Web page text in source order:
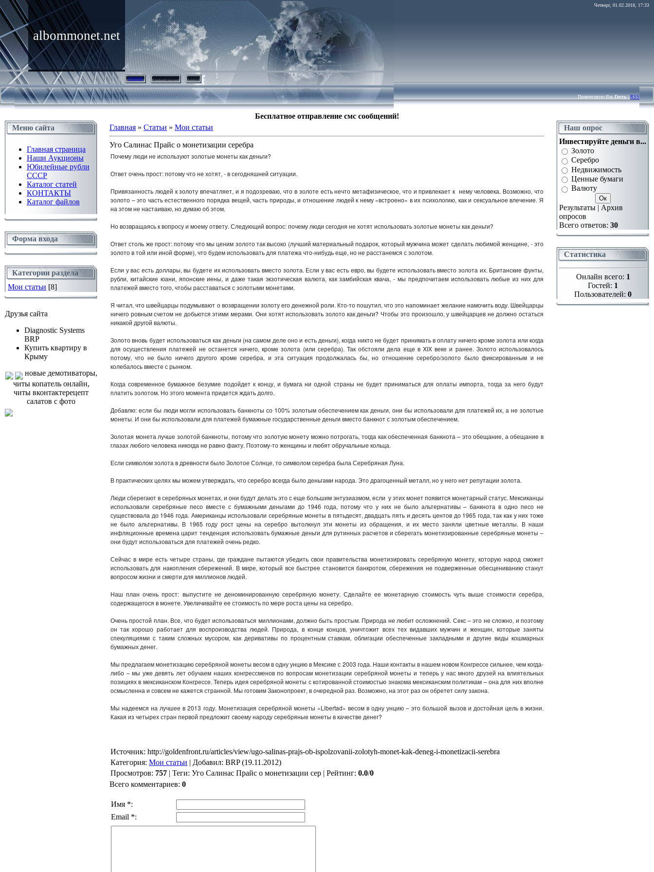
albommonet.net
Четверг, 01.02.2018, 17:33
главная регистрация вход
Приветствую ВасГость|RSS
Бесплатное отправление смс сообщений!
Меню сайта
Главная страница
Наши Аукционы
Юбилейные рубли
СССР
Каталог статей
КОНТАКТЫ
Каталог файлов
Форма входа
Категории раздела
Мои статьи [8]
Друзья сайта
Diagnostic Systems
BRP
Купить квартиру в
Крыму
новые демотиваторы,
читы копатель онлайн,
читы вконтактерецепт
салатов с фото
Главная » Статьи » Мои статьи
Уго Салинас Прайс о монетизации серебра
Почему люди не используют золотые монеты как деньги?
Ответ очень прост: потому что не хотят, - в сегодняшней ситуации.
Привязанность людей к золоту впечатляет, и я подозреваю, что в золоте есть нечто метафизическое, что и привлекает к нему человека. Возможно, что
золото – это часть естественного порядка вещей, часть природы, и отношение людей к нему «встроено» в их психологию, как и сексуальное влечение. Я
на этом не настаиваю, но думаю об этом.
Но возвращаясь к вопросу и моему ответу. Следующий вопрос: почему люди сегодня не хотят использовать золотые монеты как деньги?
Ответ столь же прост: потому что мы ценим золото так высоко (лучший материальный подарок, который мужчина может сделать любимой женщине, - это
золото в той или иной форме), что будем использовать для платежа что-нибудь еще, но не расстанемся с золотом.
Если у вас есть доллары, вы будете их использовать вместо золота. Если у вас есть евро, вы будете использовать вместо золота их. Британские фунты,
рубли, китайские юани, японские иены, и даже такая экзотическая валюта, как замбийская квача, - мы предпочитаем использовать любые из них для
платежей вместо того, чтобы расставаться с золотыми монетами.
Я читал, что швейцарцы подумывают о возвращении золоту его денежной роли. Кто-то пошутил, что это напоминает желание намочить воду. Швейцарцы
ничего ровным счетом не добьются этими мерами. Они хотят использовать золото как деньги? Чтобы это произошло, у швейцарцев не должно остаться
никакой другой валюты.
Золото вновь будет использоваться как деньги (на самом деле оно и есть деньги), когда никто не будет принимать в оплату ничего кроме золота или когда
для осуществления платежей не останется ничего, кроме золота (или серебра). Так обстояли дела еще в XIX веке и ранее. Золото использовалось
потому, что не было ничего другого кроме серебра, и эта ситуация продолжалась бы, но отношение серебро/золото было фиксированным и не
колебалось вместе с рынком.
Когда современное бумажное безумие подойдет к концу, и бумага ни одной страны не будет приниматься для оплаты импорта, тогда за него будут
платить золотом. Но этого момента придется ждать долго.
Добавлю: если бы люди могли использовать банкноты со 100% золотым обеспечением как деньги, они бы использовали для платежей их, а не золотые
монеты. И они бы использовали для платежей бумажные государственные деньги вместо банкнот с золотым обеспечением.
Золотая монета лучше золотой банкноты, потому что золотую монету можно потрогать, тогда как обеспеченная банкнота – это обещание, а обещание в
глазах любого человека никогда не равно факту. Поэтому-то женщины и любят обручальные кольца.
Если символом золота в древности было Золотое Солнце, то символом серебра была Серебряная Луна.
В практических целях мы можем утверждать, что серебро всегда было деньгами народа. Это драгоценный металл, но у него нет репутации золота.
Люди сберегают в серебряных монетах, и они будут делать это с еще большим энтузиазмом, если у этих монет появится монетарный статус. Мексиканцы
использовали серебряные песо вместе с бумажными деньгами до 1946 года, потому что у них не было альтернативы – банкнота в одно песо не
существовала до 1946 года. Американцы использовали серебряные монеты в пятьдесят, двадцать пять и десять центов до 1965 года, так как у них тоже
не было альтернативы. В 1965 году рост цены на серебро вытолкнул эти монеты из обращения, и их место заняли цветные металлы. В наши
инфляционные времена царит тенденция использовать бумажные деньги для рутинных расчетов и сберегать монетизированные серебряные монеты –
они будут использоваться для платежей очень редко.
Сейчас в мире есть четыре страны, где граждане пытаются убедить свои правительства монетизировать серебряную монету, которую народ сможет
использовать для накопления сбережений. В мире, который все быстрее становится банкротом, сбережения не подверженные обесцениванию станут
вопросом жизни и смерти для миллионов людей.
Наш план очень прост: выпустите не деноминированную серебряную монету. Сделайте ее монетарную стоимость чуть выше стоимости серебра,
содержащегося в монете. Увеличивайте ее стоимость по мере роста цены на серебро.
Очень простой план. Все, что будет использоваться миллионами, должно быть простым. Природа не любит осложнений. Секс – это не сложно, и поэтому
он так хорошо работает для воспроизводства людей. Природа, в конце концов, уничтожит всех тех видавших мужчин и женщин, которые заняты
спекуляциями с таким сложных мусором, как деривативы по процентным ставкам, облигации обеспеченные закладными и другие виды кошмарных
бумажных денег.
Мы предлагаем монетизацию серебряной монеты весом в одну унцию в Мексике с 2003 года. Наши контакты в нашем новом Конгрессе сильнее, чем когда-
либо – мы уже девять лет обучаем наших конгрессменов по вопросам монетизации серебряной монеты и теперь у нас много друзей на влиятельных
позициях в мексиканском Конгрессе. Теперь идея серебряной монеты с котированной стоимостью знакома мексиканским политикам – она для них вполне
осмысленна и совсем не кажется странной. Мы готовим Законопроект, в очередной раз. Возможно, на этот раз он обретет силу закона.
Мы надеемся на лучшее в 2013 году. Монетизация серебряной монеты «Libertad» весом в одну унцию – это большой вызов и достойная цель в жизни.
Какая из четырех стран первой предложит своему народу серебряные монеты в качестве денег?
Источник: http://goldenfront.ru/articles/view/ugo-salinas-prajs-ob-ispolzovanii-zolotyh-monet-kak-deneg-i-monetizacii-serebra
Категория: Мои статьи | Добавил: BRP (19.11.2012)
Просмотров: 757 | Теги: Уго Салинас Прайс о монетизации сер | Рейтинг: 0.0/0
Всего комментариев: 0
Имя *:
Email *:
Наш опрос
Инвестируйте деньги в...
Золото
Серебро
Недвижимость
Ценные бумаги
Валюту
Результаты | Архив
опросов
Всего ответов: 30
Статистика
Онлайн всего: 1
Гостей: 1
Пользователей: 0